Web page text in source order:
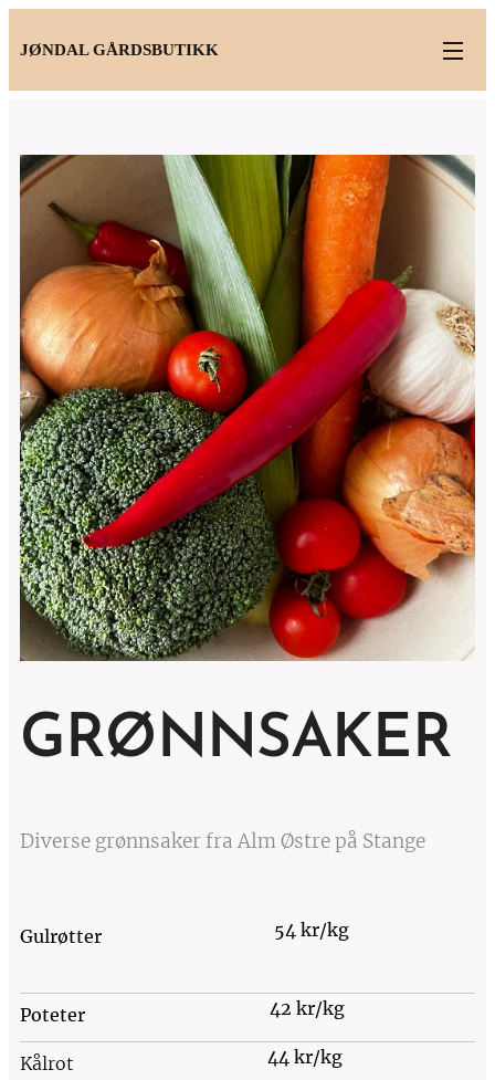
JØNDAL GÅRDSBUTIKK
GRØNNSAKER
Diverse grønnsaker fra Alm Østre på Stange
Gulrøtter 54 kr/kg
Poteter 42 kr/kg
Kålrot 44 kr/kg